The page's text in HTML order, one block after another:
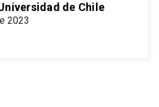
de Chile
2023